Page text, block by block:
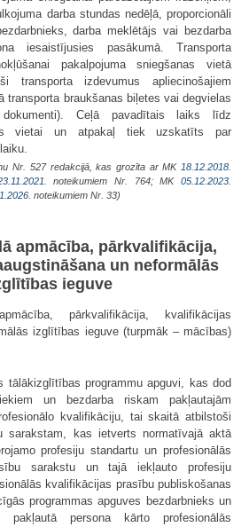
darba stundas nedēļā, proporcionāli
darba meklētājs vai bezdarba
iesaistījusies pasākumā. Transporta
pakalpojuma sniegšanas vietā
transporta izdevumus apliecinošajiem
transporta braukšanas biļetes vai degvielas
dokumenti). Ceļā pavadītais laiks līdz
vietai un atpakaļ tiek uzskatīts par
Nr. 527 redakcijā, kas grozīta ar MK 18.12.2018.
noteikumiem Nr. 764; MK05.12.2023.
noteikumiem Nr. 33)
apmācība, pārkvalifikācija,
un neformālās
ieguve
pārkvalifikācija, kvalifikācijas
izglītības ieguve (turpmāk – mācības)
tālākizglītības programmu apguvi, kas dod
un bezdarba riskam pakļautajām
kvalifikāciju, tai skaitā atbilstoši
sarakstam, kas ietverts normatīvajā aktā
profesiju standartu un profesionālās
sarakstu un tajā iekļauto profesiju
kvalifikācijas prasību publiskošanas
programmas apguves bezdarbnieks un
pakļautā persona kārto profesionālās